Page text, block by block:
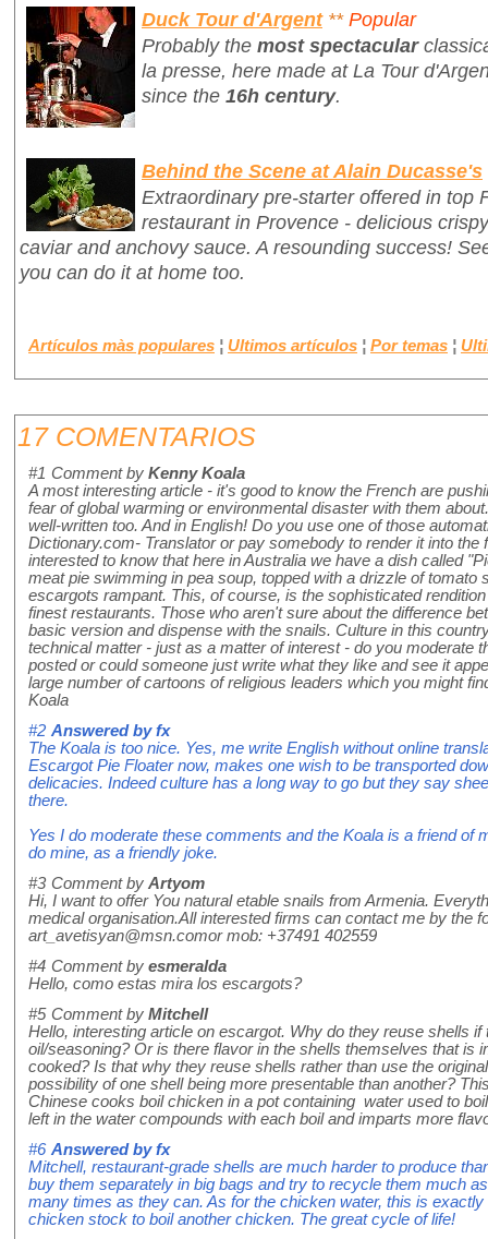
Duck Tour d'Argent ** Popular
Probably the most spectacular
la presse, here made at La Tour
since the 16h century.
Behind the Scene at Alain Ducasse's
Extraordinary pre-starter offered in top
restaurant in Provence - delicious
caviar and anchovy sauce. A resounding success!
you can do it at home too.
Artículos màs populares ¦ Ultimos artículos ¦ Por temas ¦
17 COMENTARIOS
#1 Comment by Kenny Koala
A most interesting article - it's good to know the French are
fear of global warming or environmental disaster with them
well-written too. And in English! Do you use one of those
Dictionary.com- Translator or pay somebody to render it into the
interested to know that here in Australia we have a dish called
meat pie swimming in pea soup, topped with a drizzle of tomato
escargots rampant. This, of course, is the sophisticated
finest restaurants. Those who aren't sure about the difference
basic version and dispense with the snails. Culture in this
technical matter - just as a matter of interest - do you moderate
posted or could someone just write what they like and see it
large number of cartoons of religious leaders which you might
Koala
#2 Answered byfx
The Koala is too nice. Yes, me write English without online
Escargot Pie Floater now, makes one wish to be transported
delicacies. Indeed culture has a long way to go but they say
there.
Yes I do moderate these comments and the Koala is a friend of
do mine, as a friendly joke.
#3 Comment by Artyom
Hi, I want to offer You natural etable snails from Armenia.
medical organisation.All interested firms can contact me by the
art_avetisyan@msn.comor mob: +37491 402559
#4 Comment by esmeralda
Hello, como estas mira los escargots?
#5 Comment by Mitchell
Hello, interesting article on escargot. Why do they reuse shells if
oil/seasoning? Or is there flavor in the shells themselves that is
cooked? Is that why they reuse shells rather than use the
possibility of one shell being more presentable than another?
Chinese cooks boil chicken in a pot containing water used to
left in the water compounds with each boil and imparts more
#6 Answered byfx
Mitchell, restaurant-grade shells are much harder to produce
buy them separately in big bags and try to recycle them much
many times as they can. As for the chicken water, this is
chicken stock to boil another chicken. The great cycle of life!